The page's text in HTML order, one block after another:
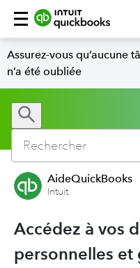
Assurez-vous qu’aucune
n’a été oubliée
AideQuickBooks
Intuit
Accédez à vos
personnelles et